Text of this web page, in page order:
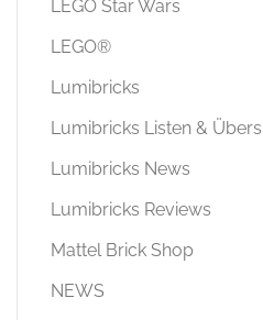
LEGO Star Wars
LEGO®
Lumibricks
Lumibricks Listen &
Lumibricks News
Lumibricks Reviews
Mattel Brick Shop
NEWS